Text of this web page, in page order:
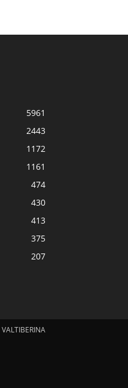
5961
2443
1172
1161
474
430
413
375
207
VALTIBERINA